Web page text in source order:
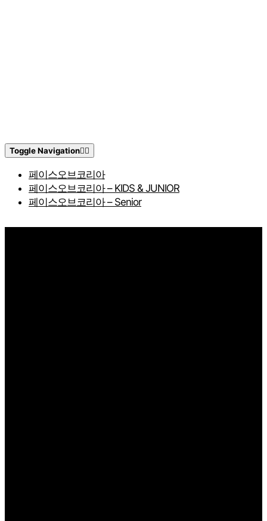
Toggle Navigation
페이스오브코리아
페이스오브코리아 – KIDS & JUNIOR
페이스오브코리아 – Senior